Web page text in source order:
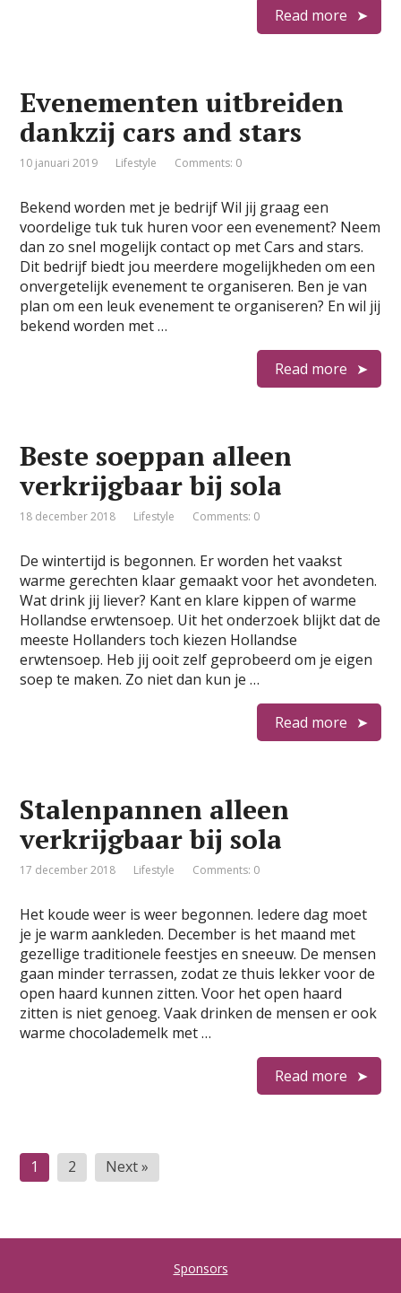
Read more
Evenementen uitbreiden
dankzij cars and stars
10 januari 2019 Lifestyle Comments: 0
Bekend worden met je bedrijf Wil jij graag een
voordelige tuk tuk huren voor een evenement? Neem
dan zo snel mogelijk contact op met Cars and stars.
Dit bedrijf biedt jou meerdere mogelijkheden om een
onvergetelijk evenement te organiseren. Ben je van
plan om een leuk evenement te organiseren? En wil jij
bekend worden met …
Read more
Beste soeppan alleen
verkrijgbaar bij sola
18 december 2018 Lifestyle Comments: 0
De wintertijd is begonnen. Er worden het vaakst
warme gerechten klaar gemaakt voor het avondeten.
Wat drink jij liever? Kant en klare kippen of warme
Hollandse erwtensoep. Uit het onderzoek blijkt dat de
meeste Hollanders toch kiezen Hollandse
erwtensoep. Heb jij ooit zelf geprobeerd om je eigen
soep te maken. Zo niet dan kun je …
Read more
Stalenpannen alleen
verkrijgbaar bij sola
17 december 2018 Lifestyle Comments: 0
Het koude weer is weer begonnen. Iedere dag moet
je je warm aankleden. December is het maand met
gezellige traditionele feestjes en sneeuw. De mensen
gaan minder terrassen, zodat ze thuis lekker voor de
open haard kunnen zitten. Voor het open haard
zitten is niet genoeg. Vaak drinken de mensen er ook
warme chocolademelk met …
Read more
B
e
1 2 Next »
Sponsors